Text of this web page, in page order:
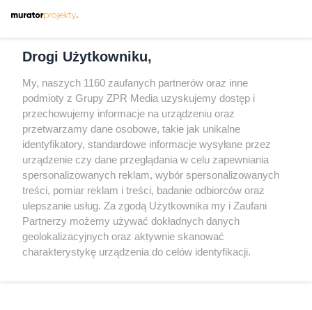
Odwiedź grupę na Facebooku
Gdybym budował drugi raz - mądry Polak
przed budową
Forum Muratora
Drogi Użytkowniku,
My, naszych 1160 zaufanych partnerów oraz inne
podmioty z Grupy ZPR Media uzyskujemy dostęp i
przechowujemy informacje na urządzeniu oraz
przetwarzamy dane osobowe, takie jak unikalne
identyfikatory, standardowe informacje wysyłane przez
urządzenie czy dane przeglądania w celu zapewniania
spersonalizowanych reklam, wybór spersonalizowanych
treści, pomiar reklam i treści, badanie odbiorców oraz
ulepszanie usług. Za zgodą Użytkownika my i Zaufani
Partnerzy możemy używać dokładnych danych
geolokalizacyjnych oraz aktywnie skanować
charakterystykę urządzenia do celów identyfikacji.